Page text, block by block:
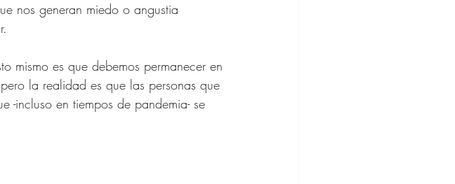
nos generan miedo o angustia
mismo es que debemos permanecer en
la realidad es que las personas que
-incluso en tiempos de pandemia- se